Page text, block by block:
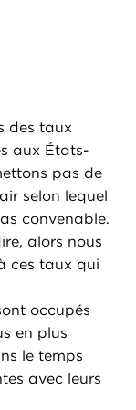
des taux
aux États-
pas de
selon lequel
convenable.
alors nous
ces taux qui
occupés
en plus
le temps
avec leurs